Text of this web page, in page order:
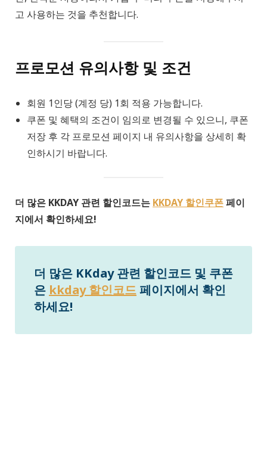
고 사용하는 것을 추천합니다.
프로모션 유의사항 및 조건
회원 1인당 (계정 당) 1회 적용 가능합니다.
쿠폰 및 혜택의 조건이 임의로 변경될 수 있으니, 쿠폰
저장 후 각 프로모션 페이지 내 유의사항을 상세히 확
인하시기 바랍니다.
더 많은 KKDAY 관련 할인코드는 KKDAY 할인쿠폰페이
지에서 확인하세요!
더 많은 KKday 관련 할인코드 및 쿠폰
은 kkday 할인코드페이지에서 확인
하세요!